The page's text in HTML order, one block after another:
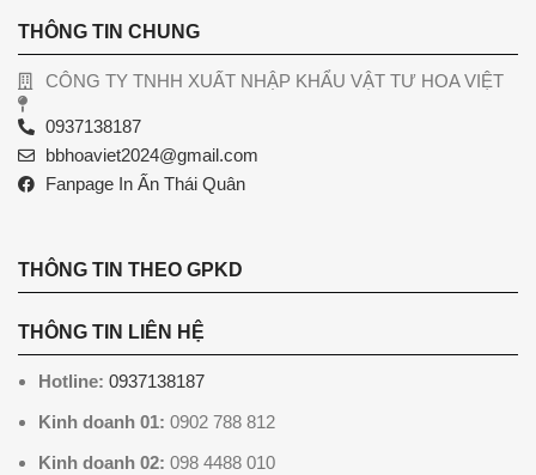
THÔNG TIN CHUNG
CÔNG TY TNHH XUẤT NHẬP KHẨU VẬT TƯ HOA VIỆT
0937138187
bbhoaviet2024@gmail.com
Fanpage In Ấn Thái Quân
THÔNG TIN THEO GPKD
THÔNG TIN LIÊN HỆ
Hotline: 0937138187
Kinh doanh 01: 0902 788 812
Kinh doanh 02: 098 4488 010